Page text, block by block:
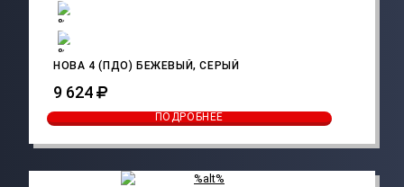
НОВА 4 (ПДО) БЕЖЕВЫЙ, СЕРЫЙ
9 624
ПОДРОБНЕЕ